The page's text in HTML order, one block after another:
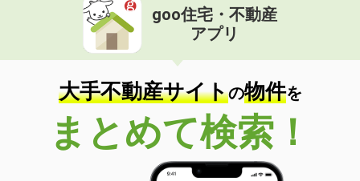
goo住宅・不動産
アプリ
大手不動産サイトの物件を
まとめて検索！